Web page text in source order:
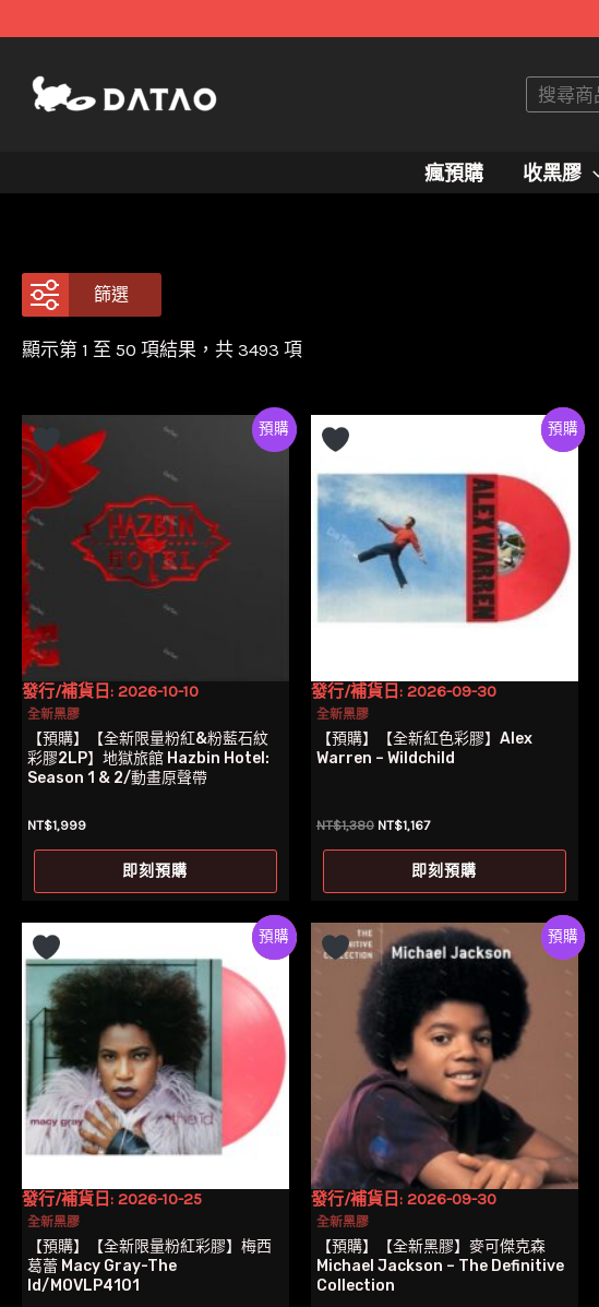
搜
瘋預購 收黑膠
篩選
顯示第 1 至 100 項結果，共 3493 項
Preorder
發行/補貨日: 2026-10-10
全新黑膠
【預購】【全新限量粉紅&粉藍石紋
彩膠2LP】地獄旅館 Hazbin Hotel:
Season 1 & 2/動畫原聲帶
NT$1,999
即刻預購
特價
Preorder
發行/補貨日: 2026-09-30
全新黑膠
【預購】【全新紅色彩膠】Alex
Warren – Wildchild
NT$1,380 原
NT$1,380。
NT$1,167目
價
格：
NT$1,167。
即刻預購
特價
Preorder
發行/補貨日: 2026-10-25
全新黑膠
【預購】【全新限量粉紅彩膠】梅西
葛蕾 Macy Gray-The
Id/MOVLP4101
特價
Preorder
發行/補貨日: 2026-09-30
全新黑膠
【預購】【全新黑膠】麥可傑克森
Michael Jackson – The Definitive
Collection